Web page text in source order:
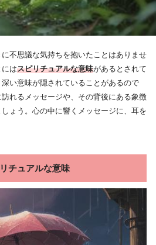
不思議な気持ちを抱いたことはありませ
はスピリチュアルな意味があるとされて
い意味が隠されていることがあるので
れるメッセージや、その背後にある象徴
ょう。心の中に響くメッセージに、耳を
チュアルな意味